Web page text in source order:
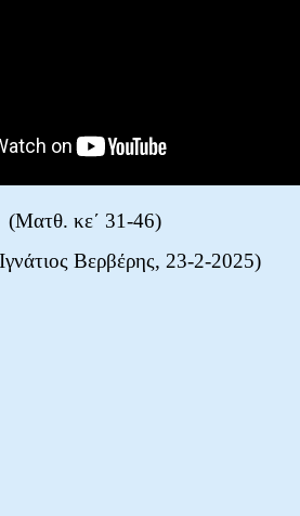
(Ματθ. κε΄ 31-46)
Βερβέρης, 23-2-2025)